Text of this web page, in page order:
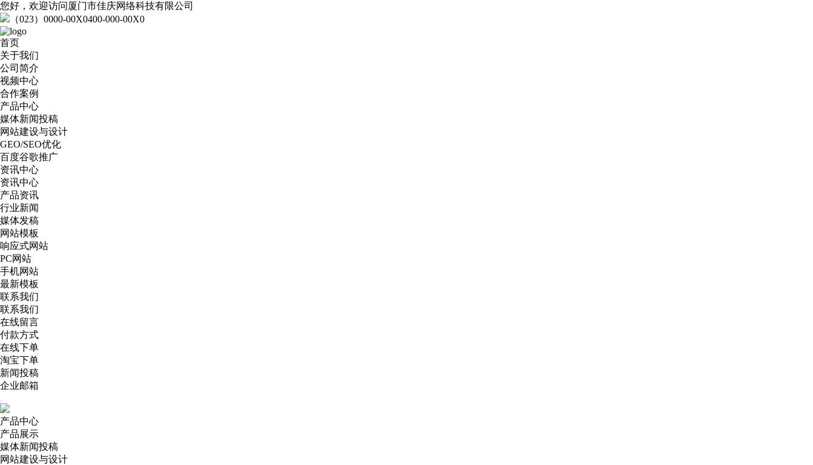
您好，欢迎访问厦门市佳庆网络科技有限公司
（023）0000-00X0400-000-00X0
首页
关于我们
公司简介
视频中心
合作案例
产品中心
媒体新闻投稿
网站建设与设计
GEO/SEO优化
百度谷歌推广
资讯中心
资讯中心
产品资讯
行业新闻
媒体发稿
网站模板
响应式网站
PC网站
手机网站
最新模板
联系我们
联系我们
在线留言
付款方式
在线下单
淘宝下单
新闻投稿
企业邮箱
产品中心
产品展示
媒体新闻投稿
网站建设与设计